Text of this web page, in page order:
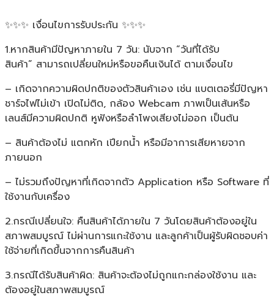
✨✨✨ เงื่อนไขการรับประกัน ✨✨✨
1.หากสินค้ามีปัญหาภายใน 7 วัน: นับจาก “วันที่ได้รับ
สินค้า” สามารถเปลี่ยนใหม่หรือขอคืนเงินได้ ตามเงื่อนไข
– เกิดจากความผิดปกติของตัวสินค้าเอง เช่น แบตเตอรี่มีปัญหา
ชาร์จไฟไม่เข้า เปิดไม่ติด, กล้อง Webcam ภาพเป็นเส้นหรือ
เลนส์มีความผิดปกติ หูฟังหรือลำโพงเสียงไม่ออก เป็นต้น
– สินค้าต้องไม่ แตกหัก เปียกน้ำ หรือมีอาการเสียหายจาก
ภายนอก
– ไม่รวมถึงปัญหาที่เกิดจากตัว Application หรือ Software ที่
ใช้งานกับเครื่อง
2.กรณีเปลี่ยนใจ: คืนสินค้าได้ภายใน 7 วันโดยสินค้าต้องอยู่ใน
สภาพสมบูรณ์ ไม่ผ่านการแกะใช้งาน และลูกค้าเป็นผู้รับผิดชอบค่า
ใช้จ่ายที่เกิดขึ้นจากการคืนสินค้า
3.กรณีได้รับสินค้าผิด: สินค้าจะต้องไม่ถูกแกะกล่องใช้งาน และ
ต้องอยู่ในสภาพสมบูรณ์